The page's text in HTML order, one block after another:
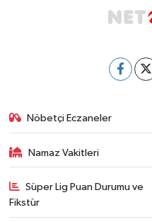
Nöbetçi Eczaneler
Namaz Vakitleri
Süper Lig Puan Durumu ve
Fikstür